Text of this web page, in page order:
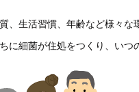
、生活習慣、年齢など様々
に細菌が住処をつくり、い